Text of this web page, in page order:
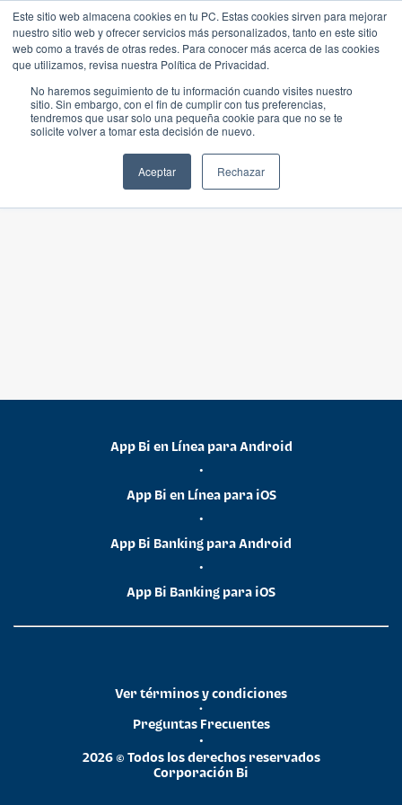
Este sitio web almacena cookies en tu PC. Estas cookies sirven para mejorar
nuestro sitio web y ofrecer servicios más personalizados, tanto en este sitio
web como a través de otras redes. Para conocer más acerca de las cookies
que utilizamos, revisa nuestra Política de Privacidad.
No haremos seguimiento de tu información cuando visites nuestro
sitio. Sin embargo, con el fin de cumplir con tus preferencias,
tendremos que usar solo una pequeña cookie para que no se te
solicite volver a tomar esta decisión de nuevo.
Aceptar Rechazar
App Bi en Línea para Android
•
App Bi en Línea para iOS
•
App Bi Banking para Android
•
App Bi Banking para iOS
2026 © Todos los derechos reservados
Corporación Bi
•
Preguntas Frecuentes
•
Ver términos y condiciones